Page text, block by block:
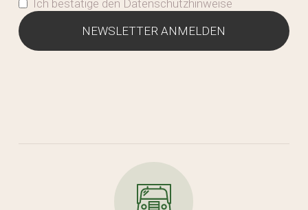
Ich bestätige den Datenschutzhinweise